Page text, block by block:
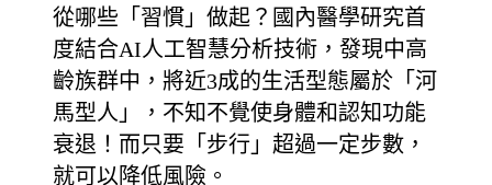
從哪些「習慣」做起？國內醫學研究首
度結合AI人工智慧分析技術，發現中高
齡族群中，將近3成的生活型態屬於「河
馬型人」，不知不覺使身體和認知功能
衰退！而只要「步行」超過一定步數，
就可以降低風險。